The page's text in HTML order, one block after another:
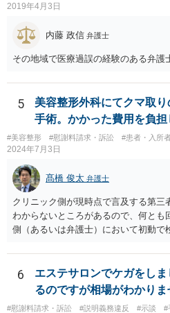
2019年4月3日
内藤 政信 弁護士
その地域で医療過誤の経験のある弁護
5
美容整形外科にてクマ取
手術。かかった費用を負担
#美容整形 #慰謝料請求・訴訟 #患者・入所
2024年7月3日
髙橋 俊太 弁護士
クリニック側が現時点で言及する第三
わからないところがあるので、何とも
側（あるいは弁護士）において初動で
医師意見聴取などが考えられるかと思
ニック側の過失を肯定できそうであ
に損害賠償請求をしていくことになり
6
エステサロンでケガをし
るのですが相場がわかりま
#慰謝料請求・訴訟 #説明義務違反 #示談 #